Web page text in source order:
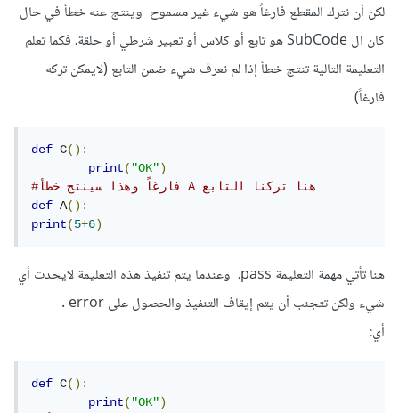
لكن أن نترك المقطع فارغاً هو شيء غير مسموح وينتج عنه خطأ في حال
كان ال SubCode هو تابع أو كلاس أو تعبير شرطي أو حلقة، فكما تعلم
التعليمة التالية تنتج خطأ إذا لم نعرف شيء ضمن التابع (لايمكن تركه
فارغاً)
def C():
print("OK")
def A():
print(5+6)
هنا تأتي مهمة التعليمة pass، وعندما يتم تنفيذ هذه التعليمة لايحدث أي
شيء ولكن تتجنب أن يتم إيقاف التنفيذ والحصول على error .
أي:
def C():
print("OK")